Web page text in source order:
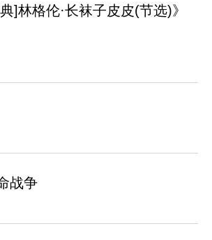
]林格伦·长袜子皮皮(节选)》
战争